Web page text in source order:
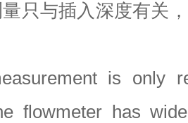
只与插入深度有关
is only
flowmeter has